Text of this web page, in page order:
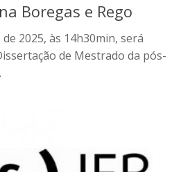
de Cordel
de Andrade
Boregas e Rego
2025, às 14h30min, será
de Mestrado da pós-